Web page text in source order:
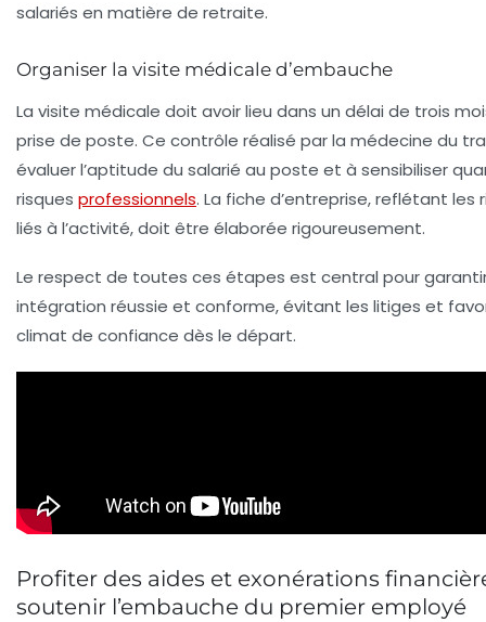
salariés en matière de retraite.
Organiser la visite médicale d’embauche
La visite médicale doit avoir lieu dans un délai de trois
prise de poste. Ce contrôle réalisé par la médecine du
évaluer l’aptitude du salarié au poste et à sensibiliser
risques professionnels. La fiche d’entreprise, reflétant les
liés à l’activité, doit être élaborée rigoureusement.
Le respect de toutes ces étapes est central pour
intégration réussie et conforme, évitant les litiges et
climat de confiance dès le départ.
Profiter des aides et exonérations
soutenir l’embauche du premier employé